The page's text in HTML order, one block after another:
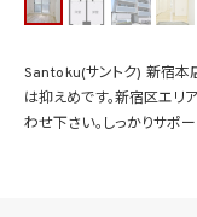
Santoku(サントク) 新宿本
は抑えめです。新宿区エ
わせ下さい。しっかりサポー